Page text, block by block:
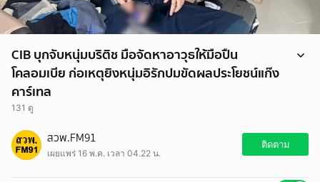
CIB บุกจับหนุ่มบริติช มือจัดหาอาวุธให้มือปืน
โคลอมเบีย ก่อเหตุยิงหนุ่มอิรักปมขัดผลประโยชน์แก๊ง
คาร์เทล
131 ดู
CIB บุกจับหนุ่มบริติช มือจัดหาอาวุธให้มือปืนโคลอมเบีย ก่อเหตุยิงหนุ่มอิรัก
ปมขัดผลประโยชน์แก๊งคาร์เทล
https://www.fm91bkk.com/newsarticle/71978
สวพ.FM91
เผยแพร่ 16 พ.ค. เวลา 04.22 น.
ติดตาม